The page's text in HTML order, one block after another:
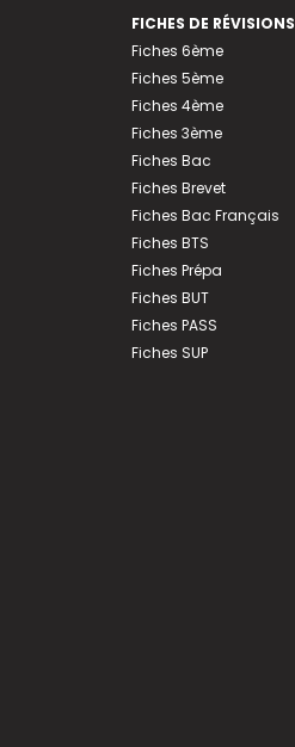
FICHES DE RÉVISIONS
Fiches 6ème
Fiches 5ème
Fiches 4ème
Fiches 3ème
Fiches Bac
Fiches Brevet
Fiches Bac Français
Fiches BTS
Fiches Prépa
Fiches BUT
Fiches PASS
Fiches SUP